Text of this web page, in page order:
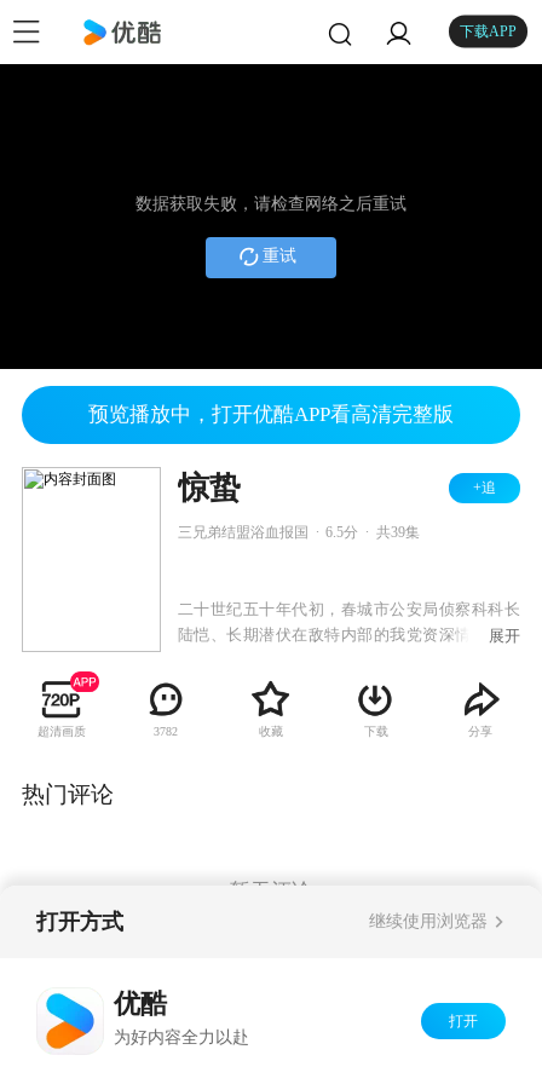
下载APP
数据获取失败，请检查网络之后重试
重试
预览播放中，打开优酷APP看高清完整版
惊蛰 +追
三兄弟结盟浴血报国 6.5分 共39集
二十世纪五十年代初，春城市公安局侦察科科长
陆恺、长期潜伏在敌特内部的我党资深情报人员
异姓兄弟，三人为了民族大义，怀揣起不同的政
见与信仰，同仇敌忾、浴血奋战，共同追缉日本
间谍“麻雀”及其隐瞒了在日军731细菌部队作恶经
展开
超清画质 3782 收藏 下载 分享
热门评论
暂无评论
打开方式 继续使用浏览器
优酷
为好内容全力以赴
打开